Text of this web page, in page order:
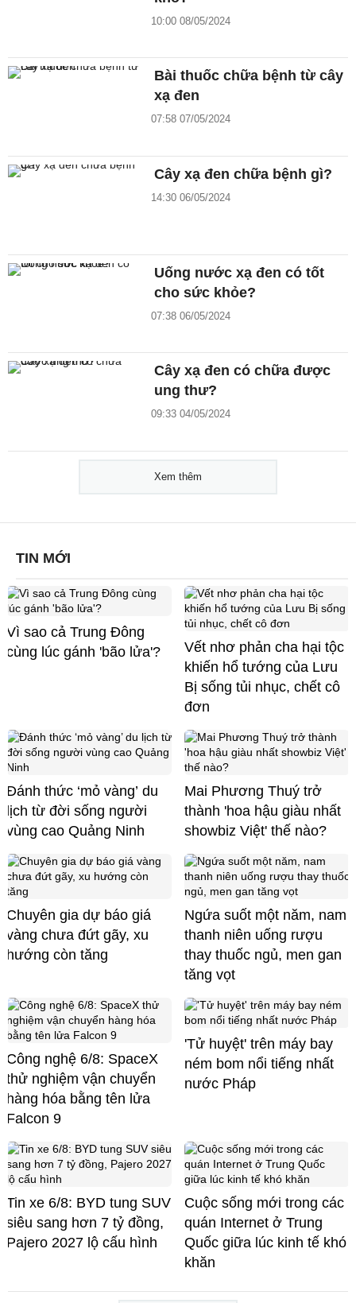
10:00 08/05/2024
Bài thuốc chữa bệnh từ cây
xạ đen
07:58 07/05/2024
Cây xạ đen chữa bệnh gì?
14:30 06/05/2024
Uống nước xạ đen có tốt
cho sức khỏe?
07:38 06/05/2024
Cây xạ đen có chữa được
ung thư?
09:33 04/05/2024
Xem thêm
TIN MỚI
Vì sao cả Trung Đông
cùng lúc gánh 'bão lửa'?
Vết nhơ phản cha hại tộc
khiến hổ tướng của Lưu
Bị sống tủi nhục, chết cô
đơn
Đánh thức ‘mỏ vàng’ du
lịch từ đời sống người
vùng cao Quảng Ninh
Mai Phương Thuý trở
thành 'hoa hậu giàu nhất
showbiz Việt' thế nào?
Chuyên gia dự báo giá
vàng chưa đứt gãy, xu
hướng còn tăng
Ngứa suốt một năm, nam
thanh niên uống rượu
thay thuốc ngủ, men gan
tăng vọt
Công nghệ 6/8: SpaceX
thử nghiệm vận chuyển
hàng hóa bằng tên lửa
Falcon 9
'Tử huyệt' trên máy bay
ném bom nổi tiếng nhất
nước Pháp
Tin xe 6/8: BYD tung SUV
siêu sang hơn 7 tỷ đồng,
Pajero 2027 lộ cấu hình
Cuộc sống mới trong các
quán Internet ở Trung
Quốc giữa lúc kinh tế khó
khăn